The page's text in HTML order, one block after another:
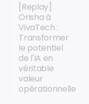
[Replay]
Orisha à
VivaTech :
Transformer
le potentiel
de l'IA en
véritable
valeur
opérationnelle